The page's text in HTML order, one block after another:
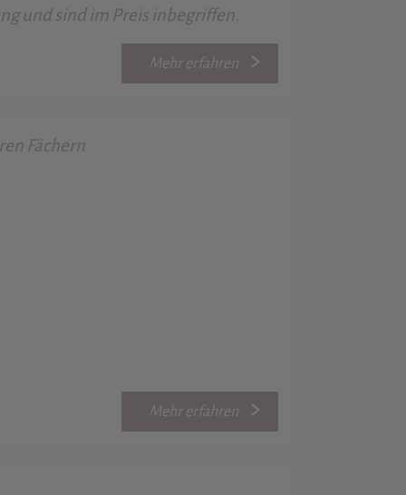
und sind im Preis inbegriffen.
Mehr erfahren
Fächern
Mehr erfahren